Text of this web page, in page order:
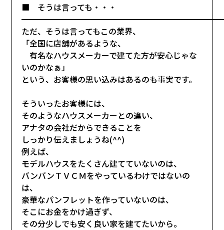
■ そうは言っても・・・
ただ、そうは言ってもこの業界、
「全国に店舗があるような、
有名なハウスメーカーで建てた方が安心じゃな
いのかなぁ」
という、お客様の思い込みはあるのも事実です。
そういったお客様には、
そのようなハウスメーカーとの違い、
アナタの会社だからできることを
しっかり伝えましょうね(^^)
例えば、
モデルハウスをたくさん建てていないのは、
バンバンＴＶＣＭをやっているわけではないの
は、
豪華なパンフレットを作っていないのは、
そこにお金をかけ過ぎず、
その分少しでも安く良い家を建てたいから。